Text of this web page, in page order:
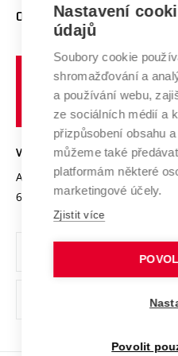
E-přihláška
Doktorské studium
Podpora podnikání
Mezinárodní vědecká rada
Systém zajišťování kvality
Výzkumné infrastruktury
Transfer znalostí
Open Science
Projekty
Projekty ze strukturálních
Specifický výzkum
Zahraniční spolupráce
Spolupráce se školami
Mezinárodní dohody
Univerzitní sítě
O UNIVERZITĚ
Profil univerzity
Udržitelná univerzita
Podnikavá univerzita /
Bezpečná univerzita
Vyznamenání
Organizační struktura
Ochrana osobních údajů
odkaz)
VYSOKÉ UČENÍ TECHNICKÉ V
Antonínská 548/1
602 00 Brno
Nastavení
údajů
Soubory cookie
shromažďování a
a používání webu,
ze sociálních médií a
přizpůsobení obsahu
můžeme také
platformám některé
marketingové účely.
Zjistit více
Povolit